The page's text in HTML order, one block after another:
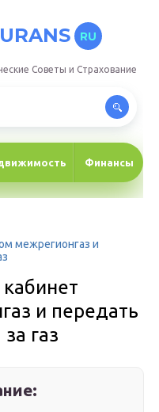
RU
Советы и Страхование
Финансы
межрегионгаз и
и передать
газ